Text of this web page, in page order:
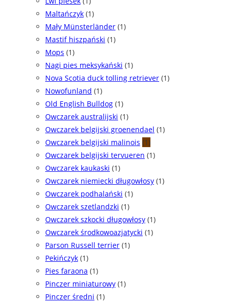
Maltańczyk (1)
Mały Münsterländer (1)
Mastif hiszpański (1)
Mops (1)
Nagi pies meksykański (1)
Nova Scotia duck tolling retriever (1)
Nowofunland (1)
Old English Bulldog (1)
Owczarek australijski (1)
Owczarek belgijski groenendael (1)
Owczarek belgijski malinois (1)
Owczarek belgijski tervueren (1)
Owczarek kaukaski (1)
Owczarek niemiecki długowłosy (1)
Owczarek podhalański (1)
Owczarek szetlandzki (1)
Owczarek szkocki długowłosy (1)
Owczarek środkowoazjatycki (1)
Parson Russell terrier (1)
Pekińczyk (1)
Pies faraona (1)
Pinczer miniaturowy (1)
Pinczer średni (1)